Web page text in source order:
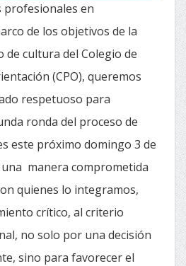
profesionales en
de los objetivos de la
de cultura del Colegio de
(CPO), queremos
respetuoso para
ronda del proceso de
este próximo domingo 3 de
manera comprometida
quienes lo integramos,
crítico, al criterio
no solo por una decisión
sino para favorecer el